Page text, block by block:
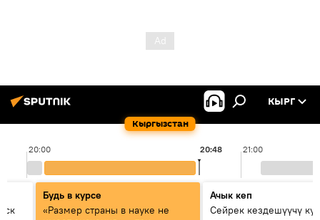
Кыргызстан
КЫРГ
20:00 21:00
20:48
Будь в курсе
«Размер страны в науке не
Ачык кеп
Сейрек кездешүүчү